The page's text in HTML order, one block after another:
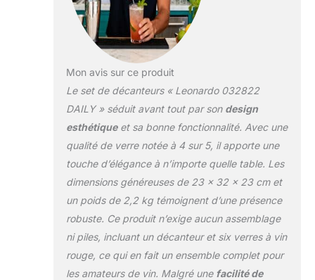
Mon avis sur ce produit
Le set de décanteurs « Leonardo 032822
DAILY » séduit avant tout par son design
esthétiqueet sa bonne fonctionnalité. Avec une
qualité de verre notée à 4 sur 5, il apporte une
touche d’élégance à n’importe quelle table. Les
dimensions généreuses de 23 x 32 x 23 cm et
un poids de 2,2 kg témoignent d’une présence
robuste. Ce produit n’exige aucun assemblage
ni piles, incluant un décanteur et six verres à vin
rouge, ce qui en fait un ensemble complet pour
les amateurs de vin. Malgré une facilité de